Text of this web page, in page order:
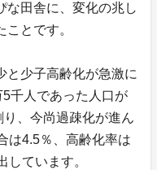
な田舎に、変化の兆し
とです。
と少子高齢化が急激に
千人であった人口が
、今尚過疎化が進ん
は4.5％、高齢化率は
しています。